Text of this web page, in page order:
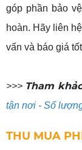
góp phần bảo
hoàn. Hãy liên
vấn và báo giá
>>> Tham
tận nơi - Số
THU MUA